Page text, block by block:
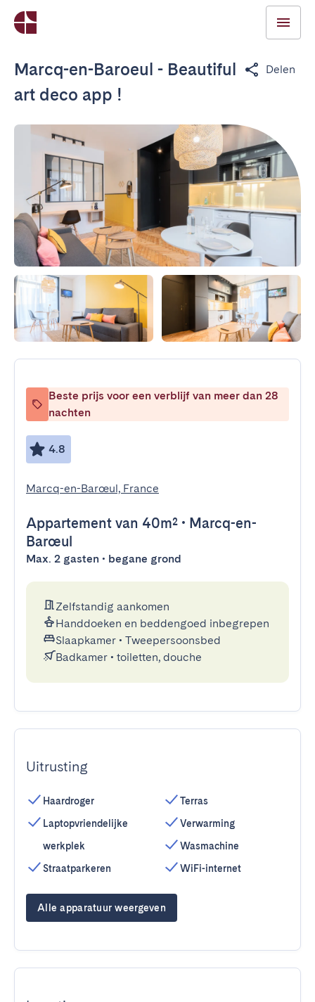
Marcq-en-Baroeul - Beautiful
art deco app !
Delen
Beste prijs voor een verblijf van meer dan 28
nachten
4.8
Marcq-en-Barœul, France
Appartement van 40m² • Marcq-en-
Barœul
Max. 2 gasten • begane grond
Zelfstandig aankomen
Handdoeken en beddengoed inbegrepen
Slaapkamer • Tweepersoonsbed
Badkamer • toiletten, douche
Uitrusting
Haardroger
Laptopvriendelijke
werkplek
Straatparkeren
Terras
Verwarming
Wasmachine
WiFi-internet
Alle apparatuur weergeven